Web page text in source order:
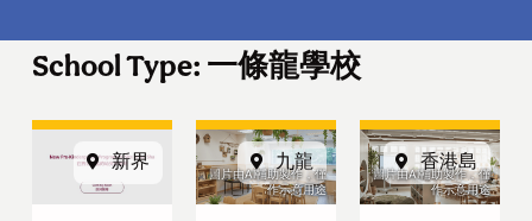
School Type: 一條龍學校
新界 九龍
圖片由AI輔助製作，僅
作示意用途
香港島
圖片由AI輔助製作，僅
作示意用途
關於英基